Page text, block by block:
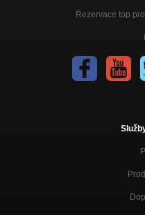
Rezervace top